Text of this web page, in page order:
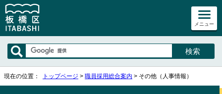
メニュー
現在の位置： トップページ > 職員採用総合案内 > その他（人事情報）